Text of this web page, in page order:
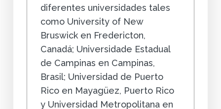
diferentes universidades tales
como University of New
Bruswick en Fredericton,
Canadá; Universidade Estadual
de Campinas en Campinas,
Brasil; Universidad de Puerto
Rico en Mayagüez, Puerto Rico
y Universidad Metropolitana en